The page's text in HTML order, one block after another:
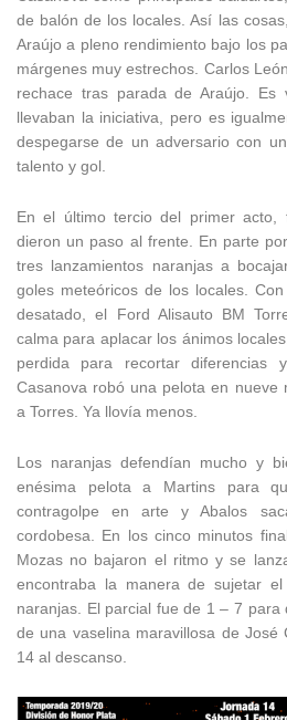
de balón de los locales. Así las
Araújo a pleno rendimiento bajo los
márgenes muy estrechos. Carlos
rechace tras parada de Araújo.
llevaban la iniciativa, pero es
despegarse de un adversario con
talento y gol.
En el último tercio del primer acto,
dieron un paso al frente. En parte
tres lanzamientos naranjas a
goles meteóricos de los locales.
desatado, el Ford Alisauto BM
calma para aplacar los ánimos
perdida para recortar diferencias
Casanova robó una pelota en nueve
a Torres. Ya llovía menos.
Los naranjas defendían mucho y
enésima pelota a Martins para
contragolpe en arte y Abalos
cordobesa. En los cinco minutos
Mozas no bajaron el ritmo y se
encontraba la manera de sujetar
naranjas. El parcial fue de 1 – 7 para
de una vaselina maravillosa de José
14 al descanso.